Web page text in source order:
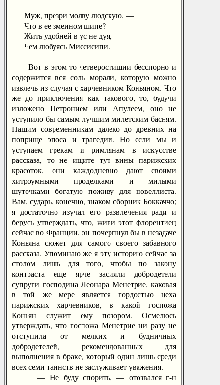
Муж, презри молву людскую, —
Что в ее змеином шипе?
Жить удобней в ус не дуя,
Чем любуясь Миссисипи.
Вот в этом-то четверостишии бесспорно и
содержится вся соль морали, которую можно
извлечь из случая с харчевником Коньяном. Что
же до приключения как такового, то, будучи
изложено Петронием или Апулеем, оно не
уступило бы самым лучшим милетским басням.
Нашим современникам далеко до древних на
поприще эпоса и трагедии. Но если мы и
уступаем грекам и римлянам в искусстве
рассказа, то не ищите тут вины парижских
красоток, они каждодневно дают своими
хитроумными проделками и милыми
шуточками богатую поживу для новеллиста.
Вам, сударь, конечно, знаком сборник Боккаччо;
я достаточно изучал его развлечения ради и
берусь утверждать, что, живи этот флорентиец
сейчас во Франции, он почерпнул бы в незадаче
Коньяна сюжет для самого своего забавного
рассказа. Упоминаю же я эту историю сейчас за
столом лишь для того, чтобы по закону
контраста еще ярче засияли добродетели
супруги господина Леонара Менетрие, каковая
в той же мере является гордостью цеха
парижских харчевников, в какой госпожа
Коньян служит ему позором. Осмелюсь
утверждать, что госпожа Менетрие ни разу не
отступила от мелких и будничных
добродетелей, рекомендованных для
выполнения в браке, который один лишь среди
всех семи таинств не заслуживает уважения.
— Не буду спорить, — отозвался г-н